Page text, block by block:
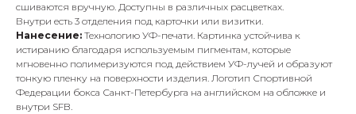
сшиваются вручную. Доступны в различных расцветках.
Внутри есть 3 отделения под карточки или визитки.
Нанесение: Технологию УФ-печати. Картинка устойчива к
истиранию благодаря используемым пигментам, которые
мгновенно полимеризуются под действием УФ-лучей и образуют
тонкую пленку на поверхности изделия. Логотип Спортивной
Федерации бокса Санкт-Петербурга на английском на обложке и
внутри SFB.